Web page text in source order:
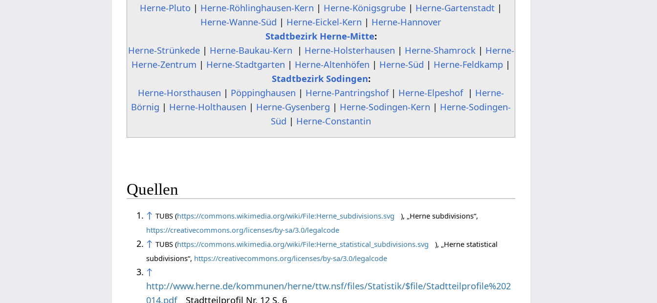
Herne-Pluto | Herne-Röhlinghausen-Kern | Herne-Königsgrube | Herne-Gartenstadt |
Herne-Wanne-Süd | Herne-Eickel-Kern | Herne-Hannover
Stadtbezirk Herne-Mitte:
Herne-Strünkede| Herne-Baukau-Kern | Herne-Holsterhausen | Herne-Shamrock| Herne-
Herne-Zentrum | Herne-Stadtgarten | Herne-Altenhöfen | Herne-Süd | Herne-Feldkamp |
Stadtbezirk Sodingen:
Herne-Horsthausen | Pöppinghausen | Herne-Pantringshof| Herne-Elpeshof| Herne-
Börnig | Herne-Holthausen | Herne-Gysenberg | Herne-Sodingen-Kern | Herne-Sodingen-
Süd | Herne-Constantin
Quellen
↑ TUBS (https://commons.wikimedia.org/wiki/File:Herne_subdivisions.svg
), „Herne subdivisions“,
https://creativecommons.org/licenses/by-sa/3.0/legalcode
↑ TUBS (https://commons.wikimedia.org/wiki/File:Herne_statistical_subdivisions.svg
), „Herne statistical
subdivisions“, https://creativecommons.org/licenses/by-sa/3.0/legalcode
↑
http://www.herne.de/kommunen/herne/ttw.nsf/files/Statistik/$file/Stadtteilprofile%202
014.pdf
Stadtteilprofil Nr. 12 S. 6